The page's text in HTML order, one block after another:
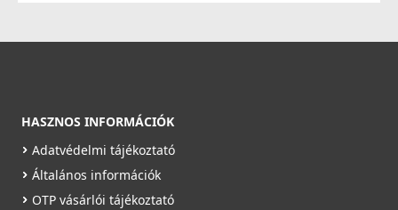
HASZNOS INFORMÁCIÓK
Adatvédelmi tájékoztató
Általános információk
OTP vásárlói tájékoztató